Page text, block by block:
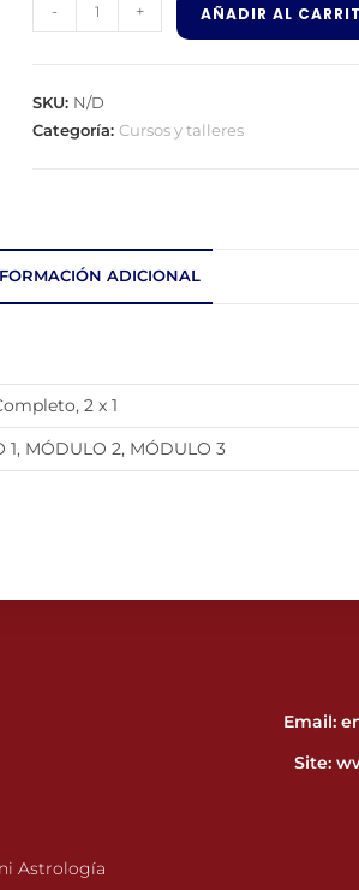
- + AÑADIR AL
SKU: N/D
Categoría: Cursos y talleres
ADICIONAL
2 x 1
1, MÓDULO 2, MÓDULO 3
Email:
Site:
Astrología